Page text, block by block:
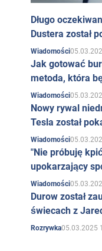
podrywał
najpierw po prostu
palili trawkę, a
kradzieżą
poczuciem
przydała mu się w
skłonności
się dzisiaj. Słynny
honoraria,
pamiątkę", jak sam
same wyciągają
małżeństwo z
Długo
Dustera został
Wiadomości
Jak gotować
metoda, która
Wiadomości
Nowy rywal
Tesla został
Wiadomości
"Nie próbuję
upokarzający
Wiadomości
Durow został
świecach z
Rozrywka05.03.2025